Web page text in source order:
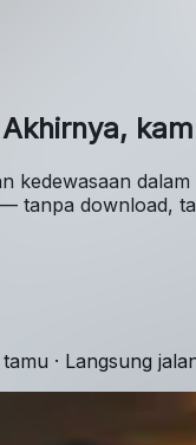
Akhirnya,
tanpa download,
· Langsung